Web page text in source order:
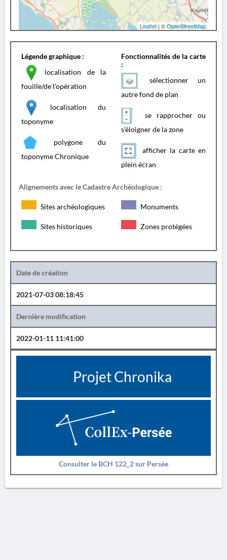
Leaflet | ©OpenStreetMap
Légende graphique :
localisation de la
fouille/de l'opération
localisation du
toponyme
polygone du
toponyme Chronique
Fonctionnalités de la carte
:
sélectionner un
autre fond de plan
se rapprocher ou
s'éloigner de la zone
afficher la carte en
plein écran
Alignements avec le Cadastre Archéologique :
Sites archéologiques Monuments
Sites historiques Zones protégées
Date de création
2021-07-03 08:18:45
Dernière modification
2022-01-11 11:41:00
Projet Chronika
Consulter le BCH 122_2 sur Persée